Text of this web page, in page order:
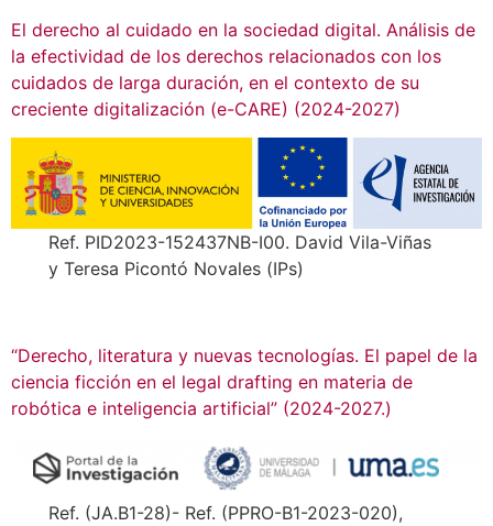
El derecho al cuidado en la sociedad digital. Análisis de
la efectividad de los derechos relacionados con los
cuidados de larga duración, en el contexto de su
creciente digitalización (e-CARE) (2024-2027)
Ref. PID2023-152437NB-I00. David Vila-Viñas
y Teresa Picontó Novales (IPs)
“Derecho, literatura y nuevas tecnologías. El papel de la
ciencia ficción en el legal drafting en materia de
robótica e inteligencia artificial” (2024-2027.)
Ref. (JA.B1-28)- Ref. (PPRO-B1-2023-020),